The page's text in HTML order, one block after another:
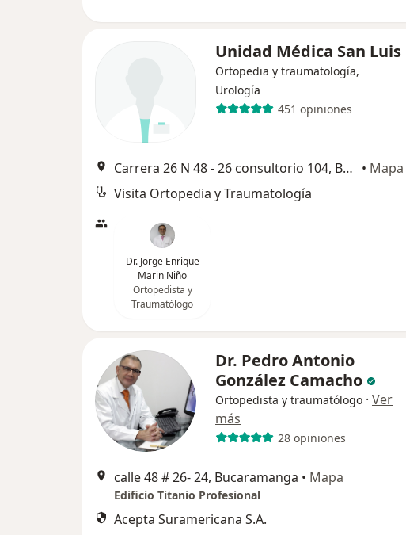
Unidad Médica San Luis
Ortopedia y traumatología,
Urología
451 opiniones
Carrera 26 N 48 - 26 consultorio 104, Bucaramanga • Mapa
Visita Ortopedia y Traumatología
Dr. Jorge Enrique
Marin Niño
Ortopedista y
Traumatólogo
Dr. Pedro Antonio
González Camacho
Ortopedista y traumatólogo · Ver
más
28 opiniones
calle 48 # 26- 24, Bucaramanga • Mapa
Edificio Titanio Profesional
Acepta Suramericana S.A.